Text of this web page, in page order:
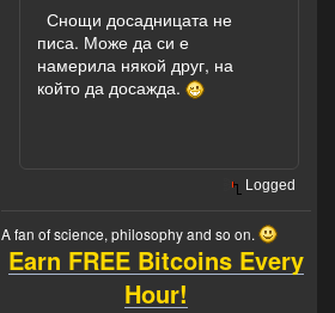
Снощи досадницата не
писа. Може да си е
намерила някой друг, на
който да досажда.
Logged
A fan of science, philosophy and so on.
Earn FREE Bitcoins Every
Hour!